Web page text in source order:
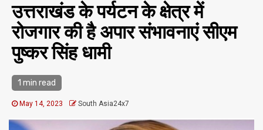
उत्तराखंड के पर्यटन के क्षेत्र में
रोजगार की है अपार संभावनाएं सीएम
पुष्कर सिंह धामी
1 min read
May 14, 2023 South Asia24x7